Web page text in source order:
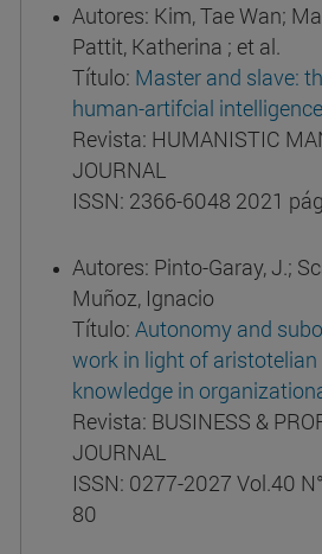
Autores: Kim, Tae Wan;
Pattit, Katherina ; et al.
Título: Master and slave:
human-artifcial
Revista: HUMANISTIC
JOURNAL
ISSN: 2366-6048 2021
Autores: Pinto-Garay, J.;
Muñoz, Ignacio
Título:Autonomy and
work in light of
knowledge in
Revista: BUSINESS &
JOURNAL
ISSN: 0277-2027 Vol.40
80